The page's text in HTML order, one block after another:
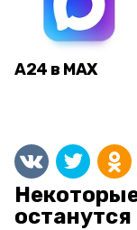
А24 в MAX
останутся